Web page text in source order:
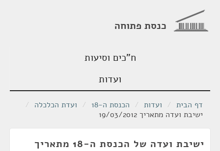
כנסת פתוחה
ח"כים וסיעות
ועדות
דף הבית / ועדות / הכנסת ה-18 / ועדת הכלכלה /
ישיבת ועדה מתאריך 19/03/2012
ישיבת ועדה של הכנסת ה-18 מתאריך